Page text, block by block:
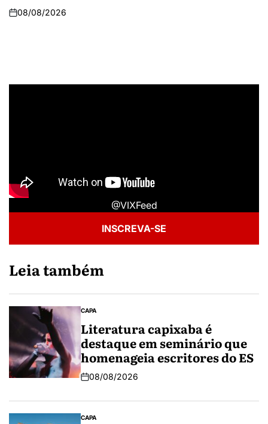
08/08/2026
@VIXFeed
INSCREVA-SE
Leia também
CAPA
Literatura capixaba é
destaque em seminário que
homenageia escritores do ES
08/08/2026
CAPA